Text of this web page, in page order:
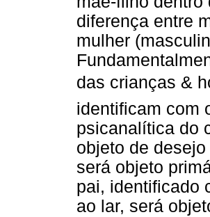
diferença entre
mulher
das crianças &
identificam com
psicanalítica do
objeto de
será objeto
pai, identificado
ao lar, será